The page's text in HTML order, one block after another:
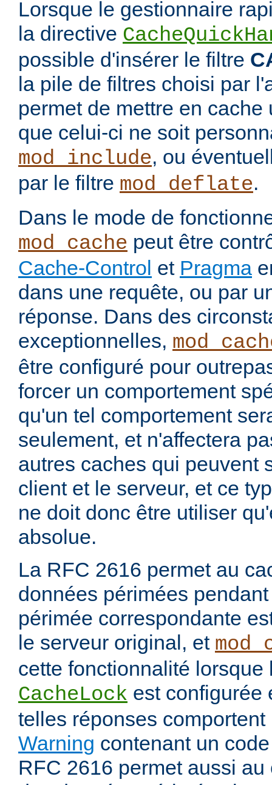
Lorsque le gestionnaire
la directive
possible d'insérer le filtre
la pile de filtres choisi par
permet de mettre en cache
que celui-ci ne soit
mod_include, ou
par le filtre mod_deflate.
Dans le mode de
mod_cache peut être
Cache-Control et Pragma
dans une requête, ou par
réponse. Dans des
exceptionnelles,
être configuré pour
forcer un comportement
qu'un tel comportement
seulement, et n'affectera
autres caches qui peuvent
client et le serveur, et ce
ne doit donc être utiliser
absolue.
La RFC 2616 permet au
données périmées
périmée correspondante
le serveur original, et
cette fonctionnalité lorsque
CacheLock est configurée
telles réponses
Warning contenant un
RFC 2616 permet aussi